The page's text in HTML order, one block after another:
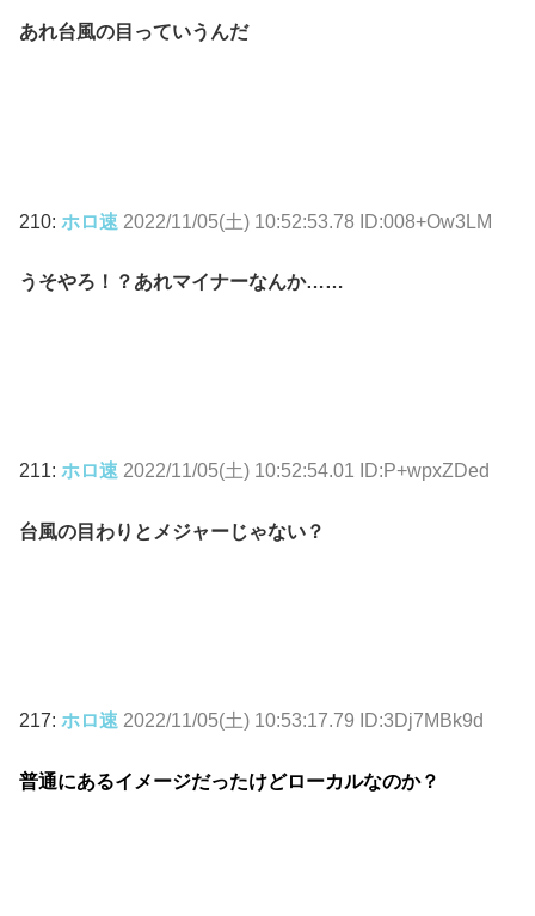
あれ台風の目っていうんだ
210: ホロ速 2022/11/05(土) 10:52:53.78 ID:008+Ow3LM
うそやろ！？あれマイナーなんか……
211: ホロ速 2022/11/05(土) 10:52:54.01 ID:P+wpxZDed
台風の目わりとメジャーじゃない？
217: ホロ速 2022/11/05(土) 10:53:17.79 ID:3Dj7MBk9d
普通にあるイメージだったけどローカルなのか？